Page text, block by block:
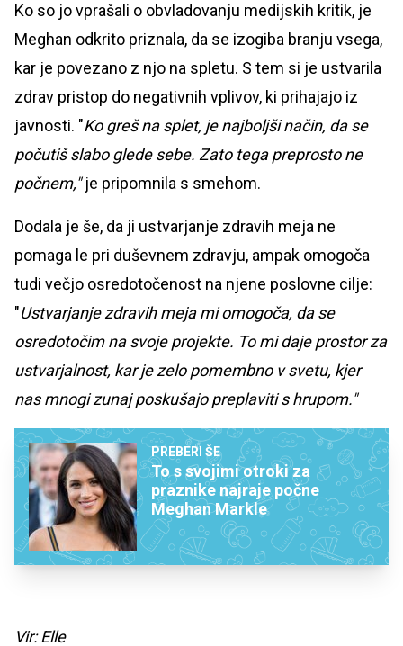
Ko so jo vprašali o obvladovanju medijskih kritik, je
Meghan odkrito priznala, da se izogiba branju vsega,
kar je povezano z njo na spletu. S tem si je ustvarila
zdrav pristop do negativnih vplivov, ki prihajajo iz
javnosti. "Ko greš na splet, je najboljši način, da se
počutiš slabo glede sebe. Zato tega preprosto ne
počnem,"je pripomnila s smehom.
Dodala je še, da ji ustvarjanje zdravih meja ne
pomaga le pri duševnem zdravju, ampak omogoča
tudi večjo osredotočenost na njene poslovne cilje:
"Ustvarjanje zdravih meja mi omogoča, da se
osredotočim na svoje projekte. To mi daje prostor za
ustvarjalnost, kar je zelo pomembno v svetu, kjer
nas mnogi zunaj poskušajo preplaviti s hrupom."
PREBERI ŠE
To s svojimi otroki za
praznike najraje počne
Meghan Markle
Vir: Elle